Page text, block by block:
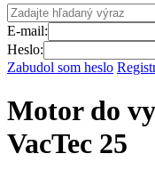
E-mail:
Heslo:
Zabudol som heslo
Motor do
VacTec 25